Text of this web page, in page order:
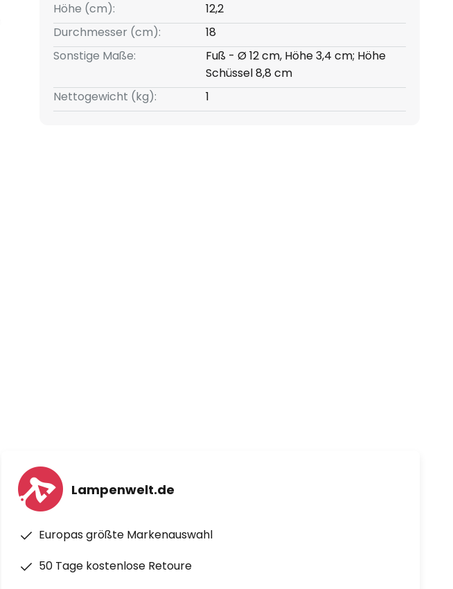
Höhe (cm):
12,2
Durchmesser (cm):
18
Sonstige Maße:
Fuß - Ø 12 cm, Höhe 3,4 cm; Höhe
Schüssel 8,8 cm
Nettogewicht (kg):
1
Lampenwelt.de
Europas größte Markenauswahl
50 Tage kostenlose Retoure